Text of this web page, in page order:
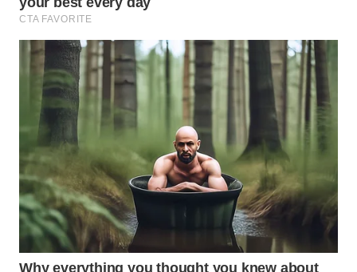
CIANJUR
WN
KEPULAUAN
SERIBU
TANGERANG
WN
BINJAI
WN
CIREBON